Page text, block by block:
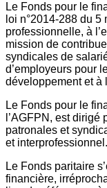
Le Fonds pour le
loi n°2014-288 du
professionnelle, à
mission de
syndicales de
d’employeurs pour
développement et à
Le Fonds pour le
l’AGFPN, est
patronales et
et interprofessionnel.
Le Fonds paritaire
financière,